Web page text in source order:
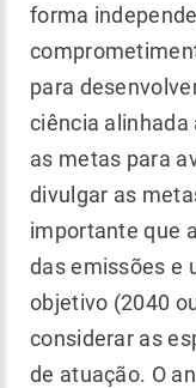
forma
para
ciência alinhada
as metas para
divulgar as
importante que
das emissões e
objetivo (2040
considerar as
de atuação. O